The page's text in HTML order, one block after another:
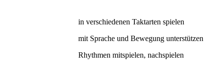
in verschiedenen Taktarten spielen
mit Sprache und Bewegung unterstützen
Rhythmen mitspielen, nachspielen